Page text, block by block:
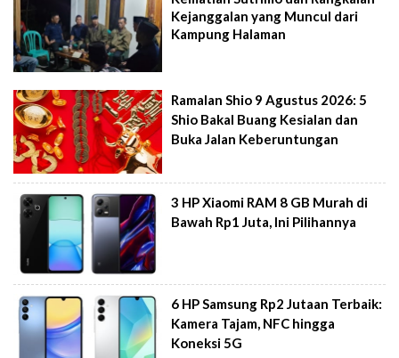
Kejanggalan yang Muncul dari
Kampung Halaman
Ramalan Shio 9 Agustus 2026: 5
Shio Bakal Buang Kesialan dan
Buka Jalan Keberuntungan
3 HP Xiaomi RAM 8 GB Murah di
Bawah Rp1 Juta, Ini Pilihannya
6 HP Samsung Rp2 Jutaan Terbaik:
Kamera Tajam, NFC hingga
Koneksi 5G